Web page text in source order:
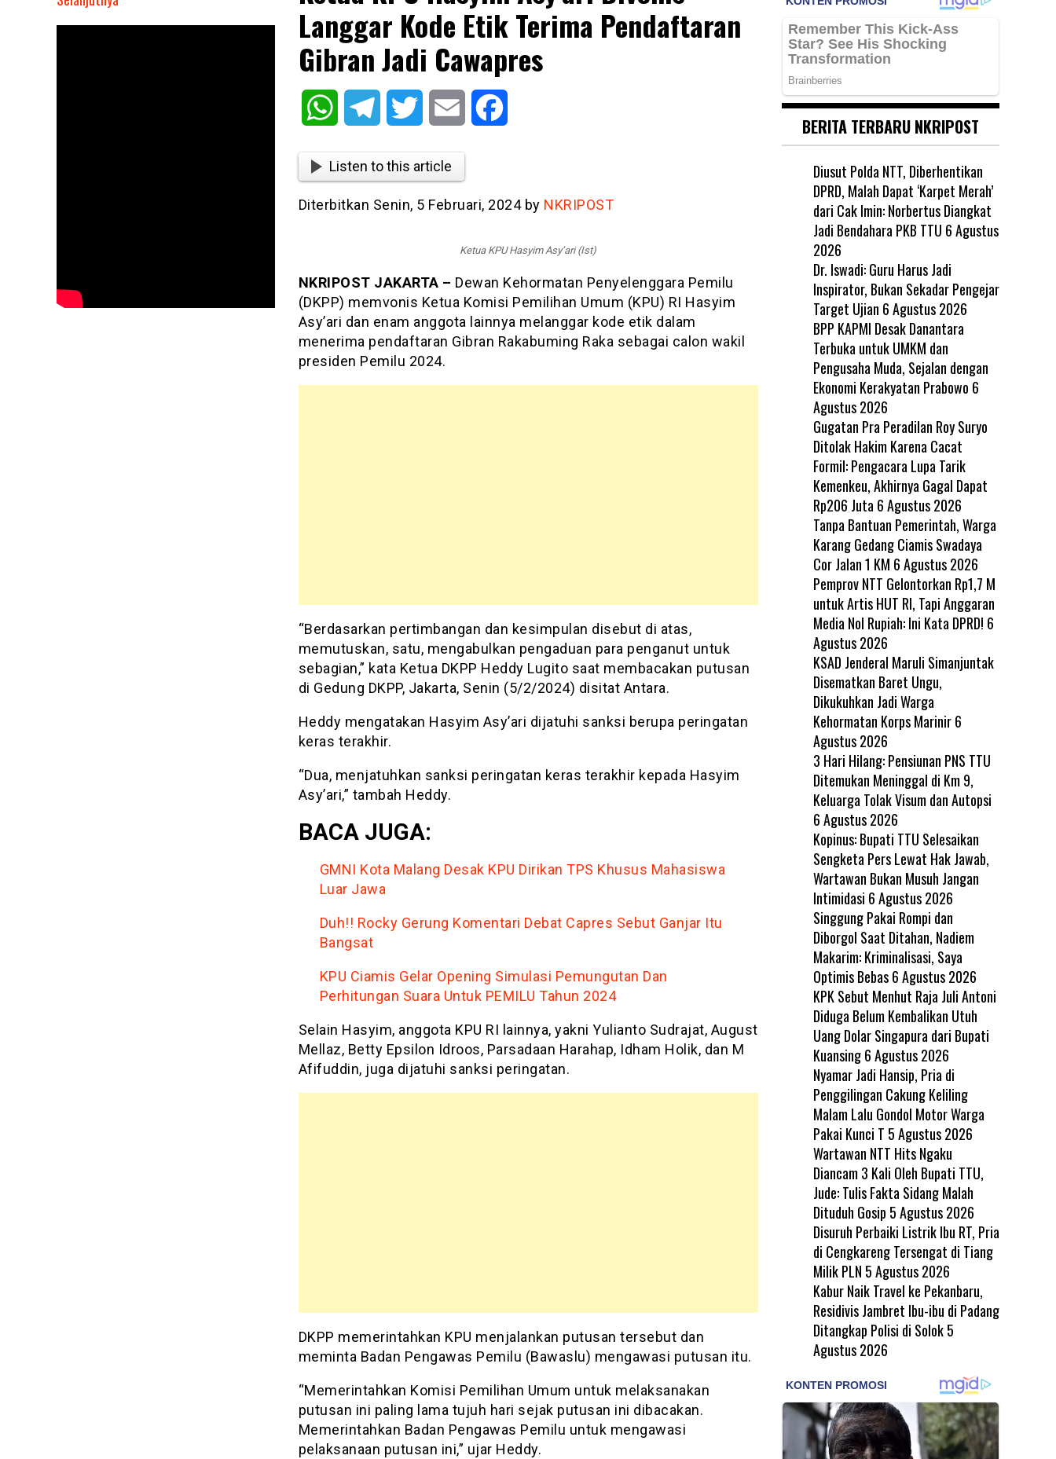
Langgar Kode Etik Terima Pendaftaran
Gibran Jadi Cawapres
WhatsAppTelegram Twitter Email
Listen to this article
Diterbitkan Senin, 5 Februari, 2024 by NKRIPOST
Ketua KPU Hasyim Asy’ari (Ist)
NKRIPOST JAKARTA – Dewan Kehormatan Penyelenggara Pemilu
(DKPP) memvonis Ketua Komisi Pemilihan Umum (KPU) RI Hasyim
Asy’ari dan enam anggota lainnya melanggar kode etik dalam
menerima pendaftaran Gibran Rakabuming Raka sebagai calon wakil
presiden Pemilu 2024.
“Berdasarkan pertimbangan dan kesimpulan disebut di atas,
memutuskan, satu, mengabulkan pengaduan para penganut untuk
sebagian,” kata Ketua DKPP Heddy Lugito saat membacakan putusan
di Gedung DKPP, Jakarta, Senin (5/2/2024) disitat Antara.
Heddy mengatakan Hasyim Asy’ari dijatuhi sanksi berupa peringatan
keras terakhir.
“Dua, menjatuhkan sanksi peringatan keras terakhir kepada Hasyim
Asy’ari,” tambah Heddy.
BACA JUGA:
GMNI Kota Malang Desak KPU Dirikan TPS Khusus Mahasiswa
Luar Jawa
Duh!! Rocky Gerung Komentari Debat Capres Sebut Ganjar Itu
Bangsat
KPU Ciamis Gelar Opening Simulasi Pemungutan Dan
Perhitungan Suara Untuk PEMILU Tahun 2024
Selain Hasyim, anggota KPU RI lainnya, yakni Yulianto Sudrajat, August
Mellaz, Betty Epsilon Idroos, Parsadaan Harahap, Idham Holik, dan M
Afifuddin, juga dijatuhi sanksi peringatan.
DKPP memerintahkan KPU menjalankan putusan tersebut dan
meminta Badan Pengawas Pemilu (Bawaslu) mengawasi putusan itu.
“Memerintahkan Komisi Pemilihan Umum untuk melaksanakan
putusan ini paling lama tujuh hari sejak putusan ini dibacakan.
Memerintahkan Badan Pengawas Pemilu untuk mengawasi
pelaksanaan putusan ini,” ujar Heddy.
BERITA TERBARU NKRIPOST
Diusut Polda NTT, Diberhentikan
DPRD, Malah Dapat ‘Karpet Merah’
dari Cak Imin: Norbertus Diangkat
Jadi Bendahara PKB TTU 6 Agustus
2026
Dr. Iswadi: Guru Harus Jadi
Inspirator, Bukan Sekadar Pengejar
Target Ujian 6 Agustus 2026
BPP KAPMI Desak Danantara
Terbuka untuk UMKM dan
Pengusaha Muda, Sejalan dengan
Ekonomi Kerakyatan Prabowo 6
Agustus 2026
Gugatan Pra Peradilan Roy Suryo
Ditolak Hakim Karena Cacat
Formil: Pengacara Lupa Tarik
Kemenkeu, Akhirnya Gagal Dapat
Rp206 Juta 6 Agustus 2026
Tanpa Bantuan Pemerintah, Warga
Karang Gedang Ciamis Swadaya
Cor Jalan 1 KM 6 Agustus 2026
Pemprov NTT Gelontorkan Rp1,7 M
untuk Artis HUT RI, Tapi Anggaran
Media Nol Rupiah: Ini Kata DPRD! 6
Agustus 2026
KSAD Jenderal Maruli Simanjuntak
Disematkan Baret Ungu,
Dikukuhkan Jadi Warga
Kehormatan Korps Marinir 6
Agustus 2026
3 Hari Hilang: Pensiunan PNS TTU
Ditemukan Meninggal di Km 9,
Keluarga Tolak Visum dan Autopsi
6 Agustus 2026
Kopinus: Bupati TTU Selesaikan
Sengketa Pers Lewat Hak Jawab,
Wartawan Bukan Musuh Jangan
Intimidasi 6 Agustus 2026
Singgung Pakai Rompi dan
Diborgol Saat Ditahan, Nadiem
Makarim: Kriminalisasi, Saya
Optimis Bebas 6 Agustus 2026
KPK Sebut Menhut Raja Juli Antoni
Diduga Belum Kembalikan Utuh
Uang Dolar Singapura dari Bupati
Kuansing 6 Agustus 2026
Nyamar Jadi Hansip, Pria di
Penggilingan Cakung Keliling
Malam Lalu Gondol Motor Warga
Pakai Kunci T 5 Agustus 2026
Wartawan NTT Hits Ngaku
Diancam 3 Kali Oleh Bupati TTU,
Jude: Tulis Fakta Sidang Malah
Dituduh Gosip 5 Agustus 2026
Disuruh Perbaiki Listrik Ibu RT, Pria
di Cengkareng Tersengat di Tiang
Milik PLN 5 Agustus 2026
Kabur Naik Travel ke Pekanbaru,
Residivis Jambret Ibu-ibu di Padang
Ditangkap Polisi di Solok 5
Agustus 2026